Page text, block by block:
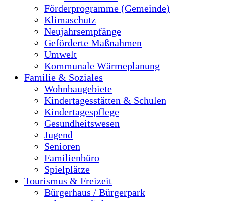
Förderprogramme (Gemeinde)
Klimaschutz
Neujahrsempfänge
Geförderte Maßnahmen
Umwelt
Kommunale Wärmeplanung
Familie & Soziales
Wohnbaugebiete
Kindertagesstätten & Schulen
Kindertagespflege
Gesundheitswesen
Jugend
Senioren
Familienbüro
Spielplätze
Tourismus & Freizeit
Bürgerhaus / Bürgerpark